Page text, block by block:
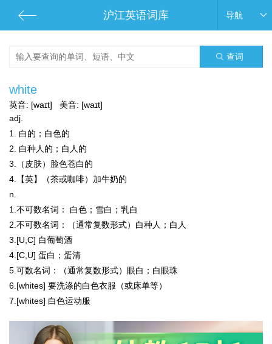
沪江英语词库 导航
查词
white
英音: [waɪt] 美音: [waɪt]
adj.
1. 白的；白色的
2. 白种人的；白人的
3.（皮肤）脸色苍白的
4.【英】（茶或咖啡）加牛奶的
n.
1. 不可数名词：
白色；雪白；乳白
2. 不可数名词：
（通常复数形式）白种人；白人
3.[U,C] 白葡萄酒
4.[C,U] 蛋白；蛋清
5. 可数名词：
（通常复数形式）眼白；白眼珠
6.[whites] 要洗涤的白色衣服（或床单等）
7.[whites] 白色运动服